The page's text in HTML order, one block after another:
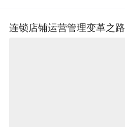
连锁店铺运营管理变革之路